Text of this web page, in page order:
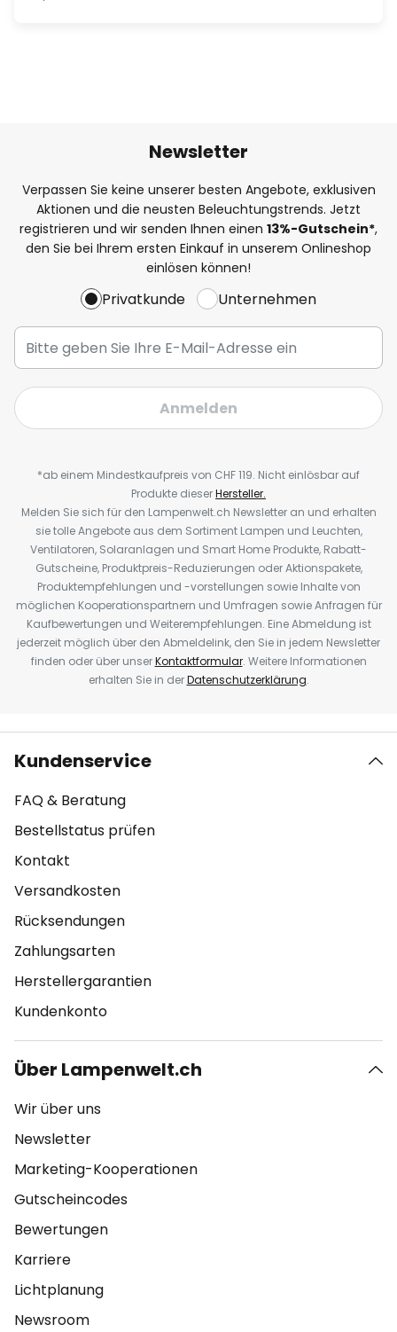
Newsletter
Verpassen Sie keine unserer besten Angebote, exklusiven
Aktionen und die neusten Beleuchtungstrends. Jetzt
registrieren und wir senden Ihnen einen 13%-Gutschein*,
den Sie bei Ihrem ersten Einkauf in unserem Onlineshop
einlösen können!
Privatkunde Unternehmen
Anmelden
*ab einem Mindestkaufpreis von CHF 119. Nicht einlösbar auf
Produkte dieserHersteller.
Melden Sie sich für den Lampenwelt.ch Newsletter an und erhalten
sie tolle Angebote aus dem Sortiment Lampen und Leuchten,
Ventilatoren, Solaranlagen und Smart Home Produkte, Rabatt-
Gutscheine, Produktpreis-Reduzierungen oder Aktionspakete,
Produktempfehlungen und -vorstellungen sowie Inhalte von
möglichen Kooperationspartnern und Umfragen sowie Anfragen für
Kaufbewertungen und Weiterempfehlungen. Eine Abmeldung ist
jederzeit möglich über den Abmeldelink, den Sie in jedem Newsletter
finden oder über unserKontaktformular. Weitere Informationen
erhalten Sie in derDatenschutzerklärung.
Kundenservice
FAQ & Beratung
Bestellstatus prüfen
Kontakt
Versandkosten
Rücksendungen
Zahlungsarten
Herstellergarantien
Kundenkonto
Über Lampenwelt.ch
Wir über uns
Newsletter
Marketing-Kooperationen
Gutscheincodes
Bewertungen
Karriere
Lichtplanung
Newsroom